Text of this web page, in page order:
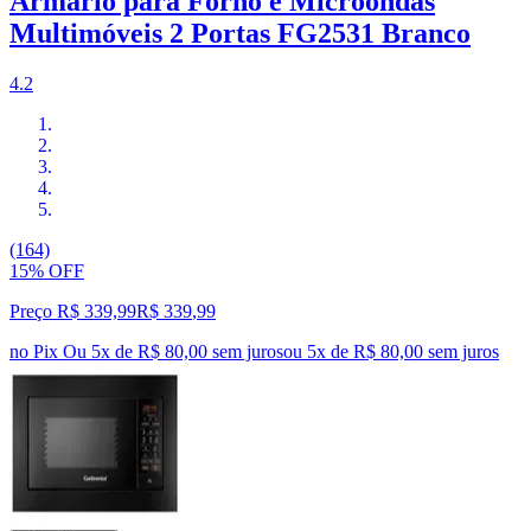
Multimóveis 2 Portas FG2531 Branco
4.2
(164)
15% OFF
Preço R$ 339,99R$ 339,99
no Pix Ou 5x de R$ 80,00 sem jurosou 5x de R$ 80,00 sem juros